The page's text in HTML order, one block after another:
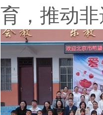
，推动